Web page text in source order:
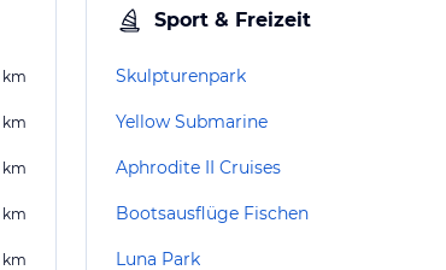
km
km
km
km
km
Sport & Freizeit
Skulpturenpark
Yellow Submarine
Aphrodite II Cruises
Bootsausflüge Fischen
Luna Park